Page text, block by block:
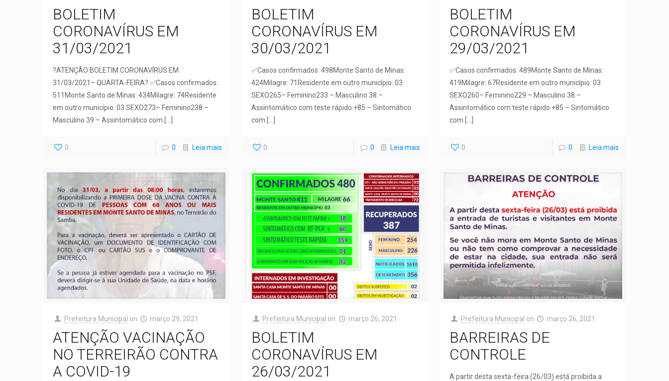
BOLETIM
CORONAVÍRUS EM
31/03/2021
?ATENÇÃO BOLETIM CORONAVÍRUS EM
31/03/2021– QUARTA-FEIRA? ✅Casos confirmados:
511Monte Santo de Minas: 434Milagre: 74Residente
em outro município: 03 SEXO273– Feminino238 –
Masculino 39 – Assintomático com
0 0 Leia mais
BOLETIM
CORONAVÍRUS EM
30/03/2021
✅Casos confirmados: 498Monte Santo de Minas:
424Milagre: 71Residente em outro município: 03
SEXO265– Feminino233 – Masculino 38 –
Assintomático com teste rápido +85 – Sintomático
com
0 0 Leia mais
BOLETIM
CORONAVÍRUS EM
29/03/2021
✅Casos confirmados: 489Monte Santo de Minas:
419Milagre: 67Residente em outro município: 03
SEXO260– Feminino229 – Masculino 38 –
Assintomático com teste rápido +85 – Sintomático
com
0 0 Leia mais
Prefeitura Municipal on março 29, 2021
ATENÇÃO VACINAÇÃO
NO TERREIRÃO CONTRA
A COVID-19
Prefeitura Municipal on março 26, 2021
BOLETIM
CORONAVÍRUS EM
26/03/2021
Prefeitura Municipal on março 26, 2021
BARREIRAS DE
CONTROLE
A partir desta sexta-feira (26/03) está proibida a